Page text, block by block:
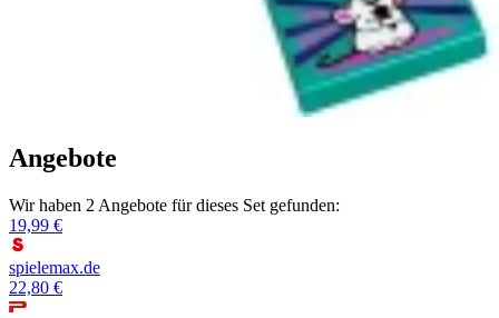
Angebote
Wir haben 2 Angebote für dieses Set gefunden:
19,99 €
spielemax.de
22,80 €